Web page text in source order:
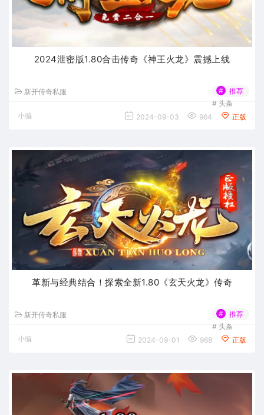
2024泄密版1.80合击传奇《神王火龙》震撼上线
新开传奇私服 #
推荐
# 头条
小编
2024-09-03 964 正版
革新与经典结合！探索全新1.80《玄天火龙》传奇
新开传奇私服 #
推荐
# 头条
小编
2024-09-01 988 正版